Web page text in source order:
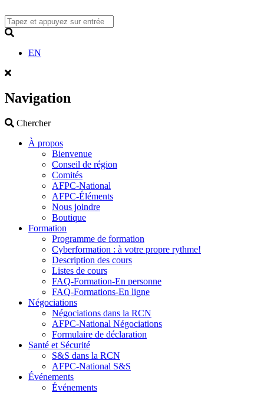
to
content
EN
Navigation
ChercherSearch
À propos
Bienvenue
Conseil de région
Comités
AFPC-National
AFPC-Éléments
Nous joindre
Boutique
Formation
Programme de formation
Cyberformation : à votre propre rythme!
Description des cours
Listes de cours
FAQ-Formation-En personne
FAQ-Formations-En ligne
Négociations
Négociations dans la RCN
AFPC-National Négociations
Formulaire de déclaration
Santé et Sécurité
S&S dans la RCN
AFPC-National S&S
Événements
Événements